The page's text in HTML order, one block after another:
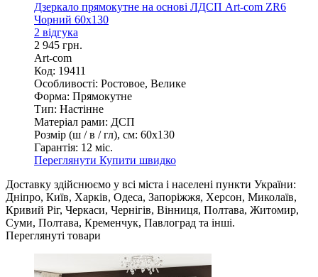
Дзеркало прямокутне на основі ЛДСП Art-com ZR6
Чорний 60х130
2 відгука
2 945 грн.
Art-com
Код: 19411
Особливості: Ростовое, Велике
Форма: Прямокутне
Тип: Настінне
Матеріал рами: ДСП
Розмір (ш / в / гл), см: 60х130
Гарантія: 12 міс.
Переглянути Купити швидко
Доставку здійснюємо у всі міста і населені пункти України:
Дніпро, Київ, Харків, Одеса, Запоріжжя, Херсон, Миколаїв,
Кривий Ріг, Черкаси, Чернігів, Вінниця, Полтава, Житомир,
Суми, Полтава, Кременчук, Павлоград та інші.
Переглянуті товари